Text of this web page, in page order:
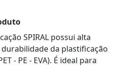
SPIRAL possui alta
da plastificação
- PE - EVA). É ideal para